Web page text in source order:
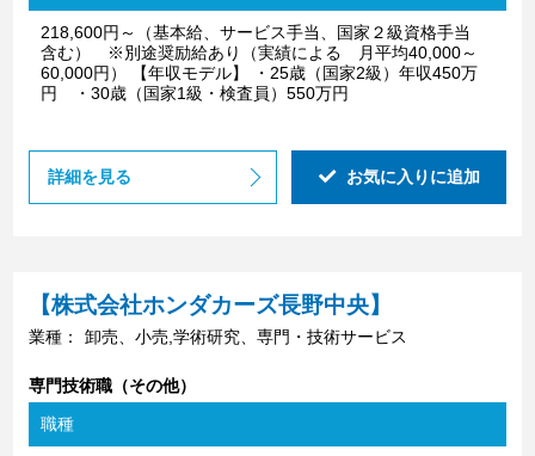
218,600円～（基本給、サービス手当、国家２級資格手当
含む） ※別途奨励給あり（実績による 月平均40,000～
60,000円） 【年収モデル】 ・25歳（国家2級）年収450万
円 ・30歳（国家1級・検査員）550万円
詳細を見る お気に入りに追加
【株式会社ホンダカーズ長野中央】
業種： 卸売、小売,学術研究、専門・技術サービス
専門技術職（その他）
職種